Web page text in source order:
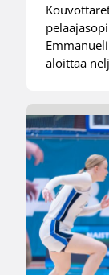
aloittaa